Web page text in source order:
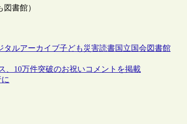
書館）
タルアーカイブ子ども災害読書国立国会図書館
、10万件突破のお祝いコメントを掲載